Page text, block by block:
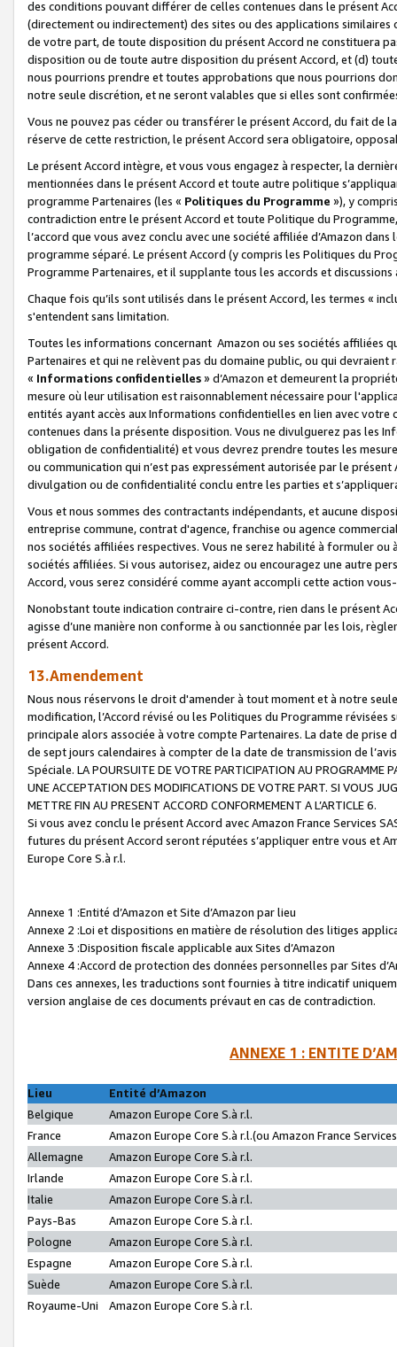
des conditions pouvant différer de celles contenues dans le présent
(directement ou indirectement) des sites ou des applications
de votre part, de toute disposition du présent Accord ne constituera
disposition ou de toute autre disposition du présent Accord, et (d)
nous pourrions prendre et toutes approbations que nous pourrions
notre seule discrétion, et ne seront valables que si elles sont
Vous ne pouvez pas céder ou transférer le présent Accord, du fait de
réserve de cette restriction, le présent Accord sera obligatoire,
Le présent Accord intègre, et vous vous engagez à respecter, la
mentionnées dans le présent Accord et toute autre politique
programme Partenaires (les « Politiques du Programme »), y
contradiction entre le présent Accord et toute Politique du
l’accord que vous avez conclu avec une société affiliée d’Amazon
programme séparé. Le présent Accord (y compris les Politiques du
Programme Partenaires, et il supplante tous les accords et discussions
Chaque fois qu’ils sont utilisés dans le présent Accord, les termes «
s'entendent sans limitation.
Toutes les informations concernant Amazon ou ses sociétés affiliées
Partenaires et qui ne relèvent pas du domaine public, ou qui
« Informations confidentielles» d’Amazon et demeurent la
mesure où leur utilisation est raisonnablement nécessaire pour
entités ayant accès aux Informations confidentielles en lien avec
contenues dans la présente disposition. Vous ne divulguerez pas les
obligation de confidentialité) et vous devrez prendre toutes les
ou communication qui n’est pas expressément autorisée par le
divulgation ou de confidentialité conclu entre les parties et
Vous et nous sommes des contractants indépendants, et aucune
entreprise commune, contrat d'agence, franchise ou agence
nos sociétés affiliées respectives. Vous ne serez habilité à formuler
sociétés affiliées. Si vous autorisez, aidez ou encouragez une autre
Accord, vous serez considéré comme ayant accompli cette action
Nonobstant toute indication contraire ci-contre, rien dans le présent
agisse d’une manière non conforme à ou sanctionnée par les lois,
présent Accord.
13.Amendement
Nous nous réservons le droit d'amender à tout moment et à notre
modification, l’Accord révisé ou les Politiques du Programme
principale alors associée à votre compte Partenaires. La date de
de sept jours calendaires à compter de la date de transmission de
Spéciale. LA POURSUITE DE VOTRE PARTICIPATION AU PROGRAMME
UNE ACCEPTATION DES MODIFICATIONS DE VOTRE PART. SI VOUS
METTRE FIN AU PRESENT ACCORD CONFORMEMENT A L’ARTICLE 6.
Si vous avez conclu le présent Accord avec Amazon France Services
futures du présent Accord seront réputées s’appliquer entre vous et
Europe Core S.à r.l.
Annexe 1 :Entité d’Amazon et Site d’Amazon par lieu
Annexe 2 :Loi et dispositions en matière de résolution des litiges
Annexe 3 :Disposition fiscale applicable aux Sites d’Amazon
Annexe 4 :Accord de protection des données personnelles par Sites
Dans ces annexes, les traductions sont fournies à titre indicatif
version anglaise de ces documents prévaut en cas de contradiction.
ANNEXE 1 : ENTITE
Lieu
Entité d’Amazon
Belgique
Amazon Europe Core S.à r.l.
France
Amazon Europe Core S.à r.l.(ou Amazon France
Allemagne
Amazon Europe Core S.à r.l.
Irlande
Amazon Europe Core S.à r.l.
Italie
Amazon Europe Core S.à r.l.
Pays-Bas
Amazon Europe Core S.à r.l.
Pologne
Amazon Europe Core S.à r.l.
Espagne
Amazon Europe Core S.à r.l.
Suède
Amazon Europe Core S.à r.l.
Royaume-Uni
Amazon Europe Core S.à r.l.